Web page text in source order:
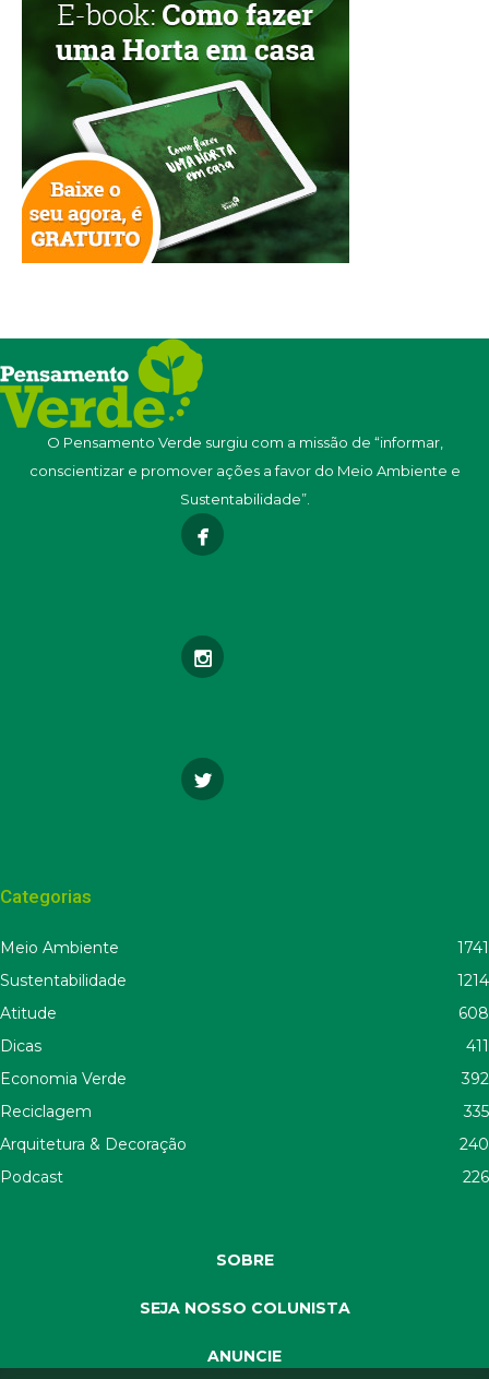
O Pensamento Verde surgiu com a missão de “informar,
conscientizar e promover ações a favor do Meio Ambiente e
Sustentabilidade”.
Categorias
Meio Ambiente
1741
Sustentabilidade
1214
Atitude
608
Dicas
411
Economia Verde
392
Reciclagem
335
Arquitetura & Decoração
240
Podcast
226
SOBRE
SEJA NOSSO COLUNISTA
ANUNCIE